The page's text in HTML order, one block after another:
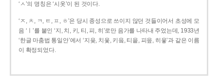
‘ㅅ’의 명칭은 ‘시옷’이 된 것이다.
‘ㅈ, ㅊ, ㅋ, ㅌ, ㅍ, ㅎ’은 당시 종성으로 쓰이지 않던 것들이어서 초성에 모
음 ‘ㅣ’를 붙인 ‘지, 치, 키, 티, 피, 히’로만 음가를 나타내 주었는데, 1933년
‘한글 마춤법 통일안’에서 ‘지읒, 치읓, 키읔, 티읕, 피읖, 히읗’과 같은 이름
이 확정되었다.